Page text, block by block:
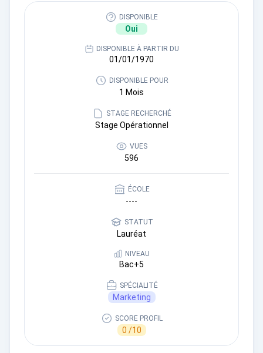
DISPONIBLE
Oui
DISPONIBLE À PARTIR DU
01/01/1970
DISPONIBLE POUR
1 Mois
STAGE RECHERCHÉ
Stage Opérationnel
VUES
596
ÉCOLE
----
STATUT
Lauréat
NIVEAU
Bac+5
SPÉCIALITÉ
Marketing
SCORE PROFIL
0 /10